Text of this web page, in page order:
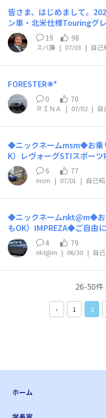
皆さま、はじめまして。
ン車・北米仕様Touringグ
レック（S:HEV車・北米仕
所有しています。フォレス
ックは私の愛車です。米国
なりました。せっかく海外
て、欧米車ばかりを乗り継
ルに出会ったのは、長年サ
フィアの桜祭りがきっかけ
た企業です。昨年の2025
ス・ベンツ・500Eの買い
スターを試乗してみたとこ
れまで乗ってきた欧州高級
を決めました。知人からは
レードしたの？」と冗談め
ればよかった」と、少し後
ターは、1.8Tではなく2.5L
じガソリン車でも、日米で
ね。ボディカラーは「
な光沢をまとった水平線の
す。この色が日本仕様には
ます愛着がわきました。
写真もご紹介したいと思い
では、前部にナンバープ
デルフィア市内にある日
が巡ってきました。通勤に
車の日米仕様に関しては、
納車時の写真もあわせて共
19 98
スバ廉 | 07/03 | 自己
FORESTER✳︎*
0 70
ＲＩＮＡ | 07/02 | 自
◆ニックネームmsm◆お乗
K）レヴォーグSTIスポー
自由に自己紹介をどうぞ！
（5BA-VNH/FA24/275ps
です。詳細は「みんから
nkara.carview.co.jp/
6 77
msm | 07/01 | 自己
◆ニックネームnkt@m◆お
もOK）IMPREZA◆ご自由
して、GU7 STI
車から一ヶ月経ちました！
4 79
nkt@m | 06/30 | 自
26-50
‹ 1 2
ホーム